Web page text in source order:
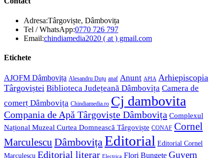
Adresa:Târgoviște, Dâmbovița
Tel / WhatsApp:0770 726 797Opens
in
Email:chindiamedia2020 ( at ) gmail.comOpens
Etichete
AJOFM Dâmbovița Alesandru Duțu anaf Anunt APIA Arhiepiscopia
Târgoviștei Biblioteca Județeană Dâmbovița Camera de
comerț Dâmbovița Chindiamedia.ro Cj dambovita
Compania de Apă Târgoviște Dâmbovița Complexul
Național Muzeal Curtea Domnească Târgoviște CONAF Cornel
Marculescu DâmbovițaEditorial Editorial Cornel
Marculescu Editorial literar Electrica Flori Bungete Guvern